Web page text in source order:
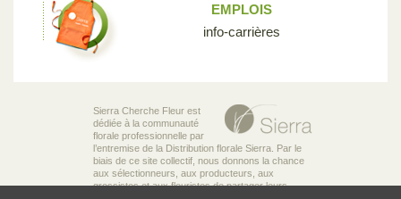
EMPLOIS
info-carrières
Sierra Cherche Fleur est
dédiée à la communauté
florale professionnelle par
l’entremise de la Distribution florale Sierra. Par le
biais de ce site collectif, nous donnons la chance
aux sélectionneurs, aux producteurs, aux
grossistes et aux fleuristes de partager leurs